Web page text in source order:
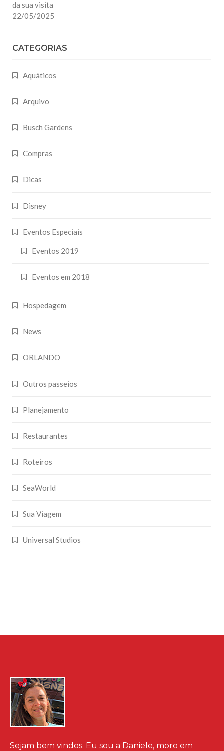
da sua visita
22/05/2025
CATEGORIAS
Aquáticos
Arquivo
Busch Gardens
Compras
Dicas
Disney
Eventos Especiais
Eventos 2019
Eventos em 2018
Hospedagem
News
ORLANDO
Outros passeios
Planejamento
Restaurantes
Roteiros
SeaWorld
Sua Viagem
Universal Studios
Sejam bem vindos. Eu sou a Daniele, moro em